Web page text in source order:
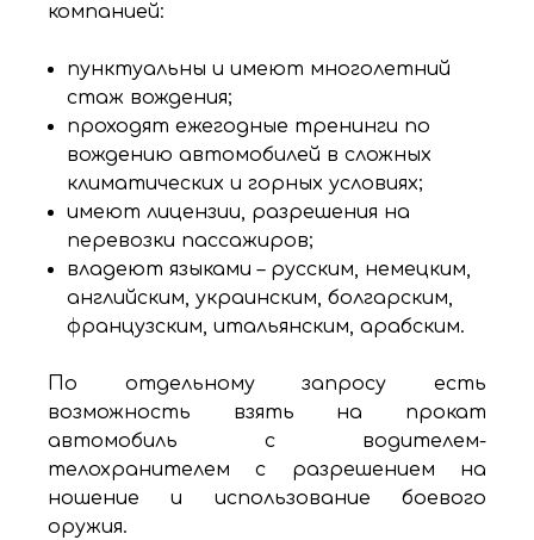
компанией:
пунктуальны и имеют многолетний
стаж вождения;
проходят ежегодные тренинги по
вождению автомобилей в сложных
климатических и горных условиях;
имеют лицензии, разрешения на
перевозки пассажиров;
владеют языками – русским, немецким,
английским, украинским, болгарским,
французским, итальянским, арабским.
По отдельному запросу есть
возможность взять на прокат
автомобиль с водителем-
телохранителем с разрешением на
ношение и использование боевого
оружия.